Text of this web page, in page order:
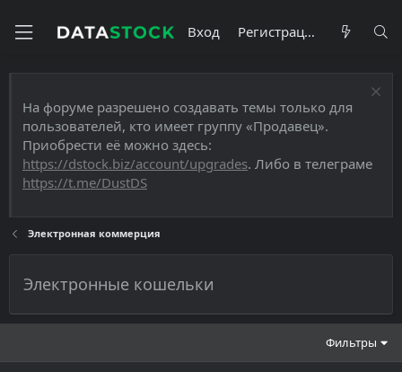
Вход Регистрация
На форуме разрешено создавать темы только для
пользователей, кто имеет группу «Продавец».
Приобрести её можно здесь:
https://dstock.biz/account/upgrades. Либо в телеграме
https://t.me/DustDS
Электронная коммерция
Электронные кошельки
Фильтры